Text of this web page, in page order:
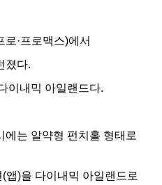
로·프로맥스)에서
졌다.
이내믹 아일랜드다.
에는 알약형 펀치홀 형태로
앱)을 다이내믹 아일랜드로